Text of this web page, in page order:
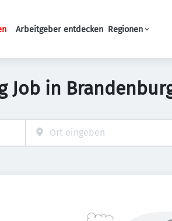
Haupt-Navigation
Arbeitgeber entdecken Regionen
Job in